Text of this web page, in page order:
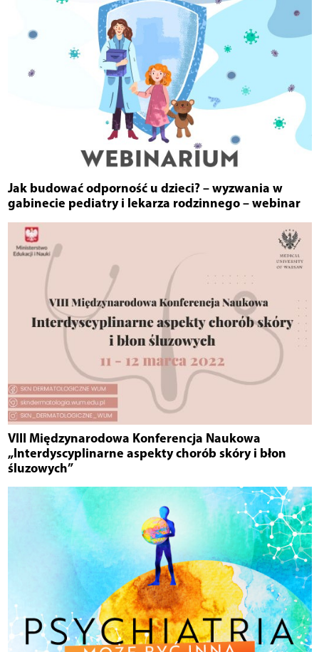
Jak budować odporność u dzieci? – wyzwania w
gabinecie pediatry i lekarza rodzinnego – webinar
VIII Międzynarodowa Konferencja Naukowa
„Interdyscyplinarne aspekty chorób skóry i błon
śluzowych”